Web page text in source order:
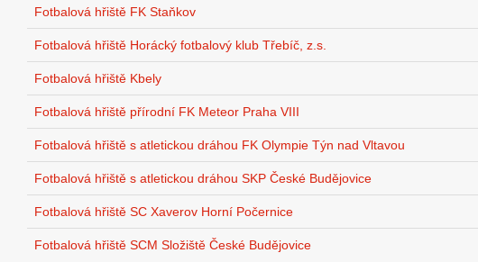
Fotbalová hřiště FK Staňkov
Fotbalová hřiště Horácký fotbalový klub Třebíč, z.s.
Fotbalová hřiště Kbely
Fotbalová hřiště přírodní FK Meteor Praha VIII
Fotbalová hřiště s atletickou dráhou FK Olympie Týn nad Vltavou
Fotbalová hřiště s atletickou dráhou SKP České Budějovice
Fotbalová hřiště SC Xaverov Horní Počernice
Fotbalová hřiště SCM Složiště České Budějovice